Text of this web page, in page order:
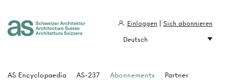
AS Encyclopaedia AS-237 Abonnements
Partner
Einloggen
Sich abonnieren
Deutsch